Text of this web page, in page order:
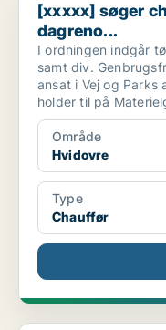
[xxxxx] søger
dagreno...
I ordningen indgår
samt div.
ansat i Vej og Parks
holder til på
Område
Hvidovre
Type
Chauffør